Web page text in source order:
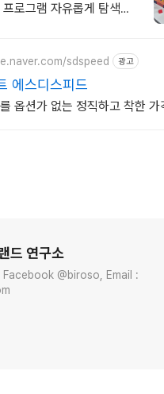
로그램 자유롭게 탐색하
sdspeed 광고
에스디스피드
옵션가 없는 정직하고 착한 가
드 연구소